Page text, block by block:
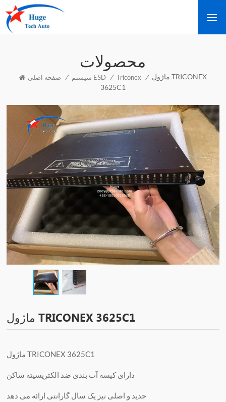
محصولات
صفحه اصلی / سیستم ESD / Triconex / ماژول TRICONEX
3625C1
ماژول TRICONEX 3625C1
ماژول TRICONEX 3625C1
دارای کیسه آب بندی ضد الکتریسیته ساکن
جدید و اصلی نیز یک سال گارانتی ارائه می دهد